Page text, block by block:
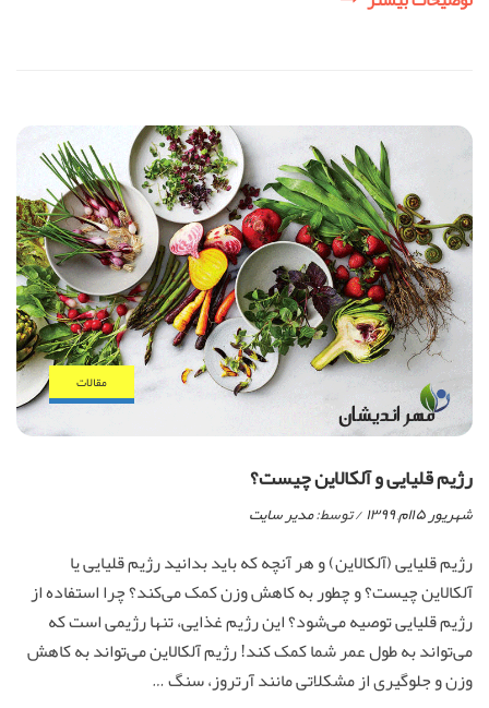
مقالات
رژیم قلیایی و آلکالاین چیست؟
شهریور ۱۵ام, ۱۳۹۹ / توسط:مدیر سایت
رژیم قلیایی (آلکالاین) و هر آنچه که باید بدانید رژیم قلیایی یا
آلکالاین چیست؟ و چطور به کاهش وزن کمک می‌کند؟ چرا استفاده از
رژیم قلیایی توصیه می‌شود؟ این رژیم غذایی، تنها رژیمی است که
می‌تواند به طول عمر شما کمک کند! رژیم آلکالاین می‌تواند به کاهش
وزن و جلوگیری از مشکلاتی مانند آرتروز، سنگ …